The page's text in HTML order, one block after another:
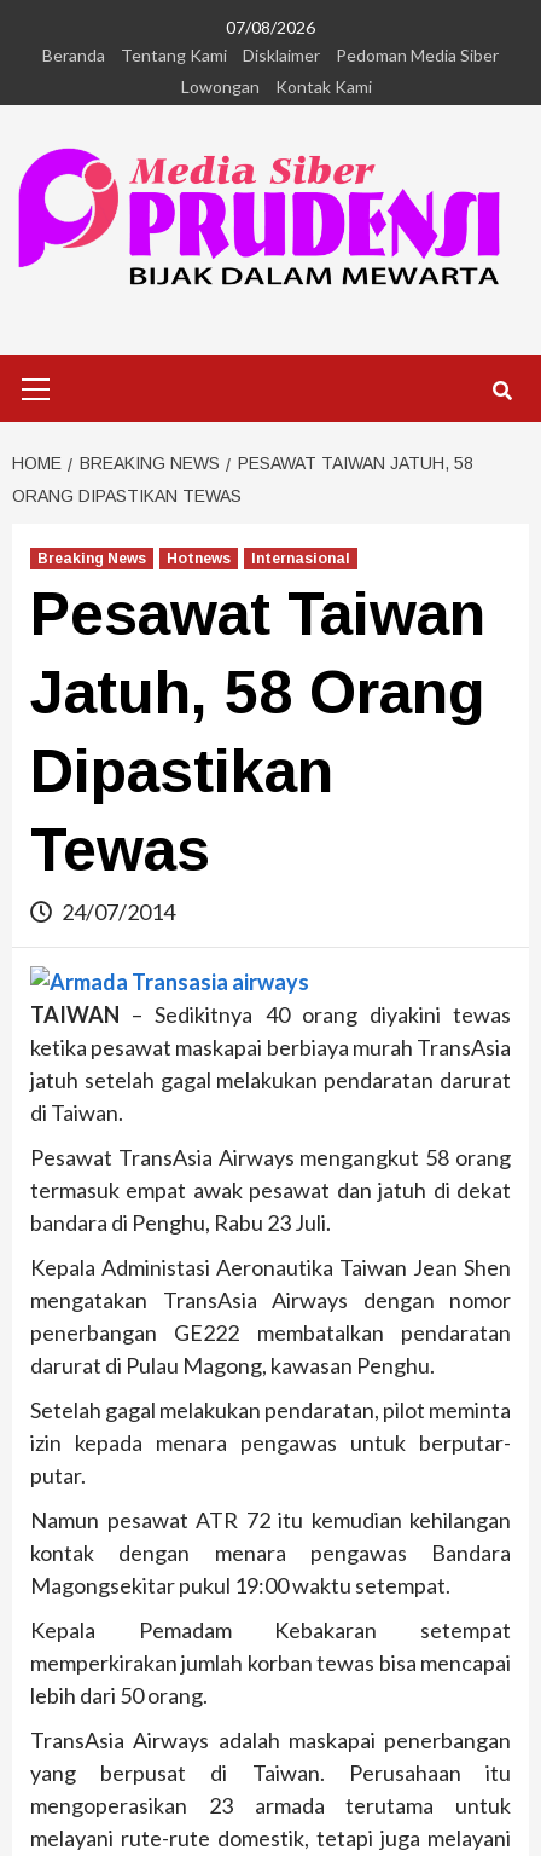
07/08/2026
Beranda
Tentang Kami Disklaimer
Pedoman Media Siber
Lowongan
Kontak Kami
HOME BREAKING NEWS
PESAWAT TAIWAN JATUH, 58
ORANG DIPASTIKAN TEWAS
Breaking News Hotnews Internasional
Pesawat Taiwan
Jatuh, 58 Orang
Dipastikan
Tewas
24/07/2014
TAIWAN – Sedikitnya 40 orang diyakini tewas
ketika pesawat maskapai berbiaya murah TransAsia
jatuh setelah gagal melakukan pendaratan darurat
di Taiwan.
Pesawat TransAsia Airways mengangkut 58 orang
termasuk empat awak pesawat dan jatuh di dekat
bandara di Penghu, Rabu 23 Juli.
Kepala Administasi Aeronautika Taiwan Jean Shen
mengatakan TransAsia Airways dengan nomor
penerbangan GE222 membatalkan pendaratan
darurat di Pulau Magong, kawasan Penghu.
Setelah gagal melakukan pendaratan, pilot meminta
izin kepada menara pengawas untuk berputar-
putar.
Namun pesawat ATR 72 itu kemudian kehilangan
kontak dengan menara pengawas Bandara
Magongsekitar pukul 19:00 waktu setempat.
Kepala Pemadam Kebakaran setempat
memperkirakan jumlah korban tewas bisa mencapai
lebih dari 50 orang.
TransAsia Airways adalah maskapai penerbangan
yang berpusat di Taiwan. Perusahaan itu
mengoperasikan 23 armada terutama untuk
melayani rute-rute domestik, tetapi juga melayani